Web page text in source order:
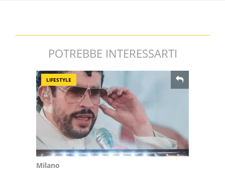
POTREBBE INTERESSARTI
LIFESTYLE
Milano